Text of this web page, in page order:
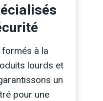
à la
lourds et
un
pour une